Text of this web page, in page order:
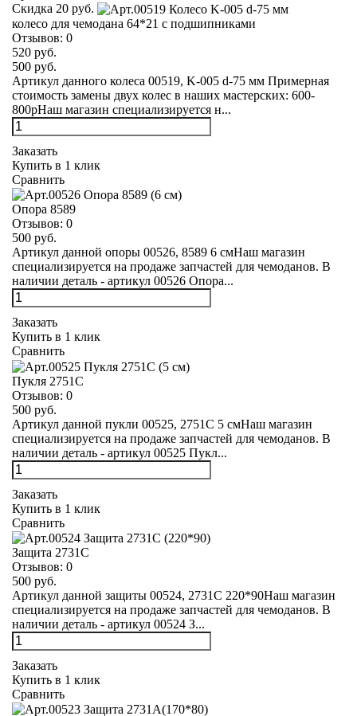
Скидка 20 руб.
колесо для чемодана 64*21 с подшипниками
Отзывов: 0
520 руб.
500 руб.
Артикул данного колеса 00519, K-005 d-75 мм Примерная
стоимость замены двух колес в наших мастерских: 600-
800рНаш магазин специализируется н...
Заказать
Купить в 1 клик
Сравнить
Опора 8589
Отзывов: 0
500 руб.
Артикул данной опоры 00526, 8589 6 смНаш магазин
специализируется на продаже запчастей для чемоданов. В
наличии деталь - артикул 00526 Опора...
Заказать
Купить в 1 клик
Сравнить
Пукля 2751С
Отзывов: 0
500 руб.
Артикул данной пукли 00525, 2751С 5 смНаш магазин
специализируется на продаже запчастей для чемоданов. В
наличии деталь - артикул 00525 Пукл...
Заказать
Купить в 1 клик
Сравнить
Защита 2731С
Отзывов: 0
500 руб.
Артикул данной защиты 00524, 2731С 220*90Наш магазин
специализируется на продаже запчастей для чемоданов. В
наличии деталь - артикул 00524 З...
Заказать
Купить в 1 клик
Сравнить